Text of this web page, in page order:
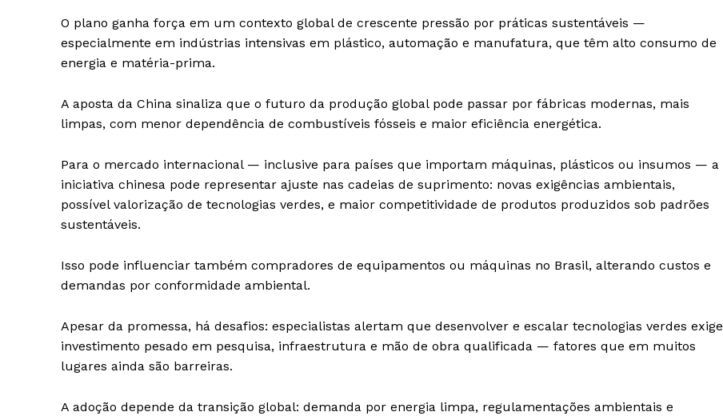
O plano ganha força em um contexto global de crescente pressão por práticas sustentáveis —
especialmente em indústrias intensivas em plástico, automação e manufatura, que têm alto consumo de
energia e matéria-prima.
A aposta da China sinaliza que o futuro da produção global pode passar por fábricas modernas, mais
limpas, com menor dependência de combustíveis fósseis e maior eficiência energética.
Para o mercado internacional — inclusive para países que importam máquinas, plásticos ou insumos — a
iniciativa chinesa pode representar ajuste nas cadeias de suprimento: novas exigências ambientais,
possível valorização de tecnologias verdes, e maior competitividade de produtos produzidos sob padrões
sustentáveis.
Isso pode influenciar também compradores de equipamentos ou máquinas no Brasil, alterando custos e
demandas por conformidade ambiental.
Apesar da promessa, há desafios: especialistas alertam que desenvolver e escalar tecnologias verdes exige
investimento pesado em pesquisa, infraestrutura e mão de obra qualificada — fatores que em muitos
lugares ainda são barreiras.
A adoção depende da transição global: demanda por energia limpa, regulamentações ambientais e